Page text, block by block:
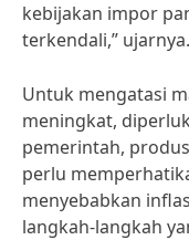
kebijakan impor
terkendali,” ujarnya.
Untuk mengatasi
meningkat,
pemerintah,
perlu
menyebabkan
langkah-langkah